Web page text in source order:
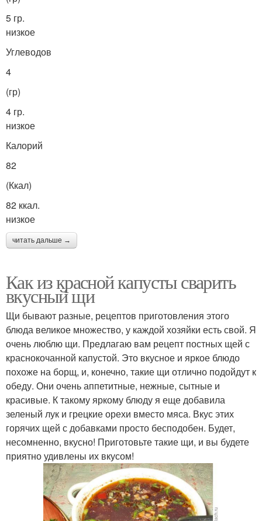
5 гр.
низкое
Углеводов
4
(гр)
4 гр.
низкое
Калорий
82
(Ккал)
82 ккал.
низкое
читать дальше →
Как из красной капусты сварить
вкусный щи
Щи бывают разные, рецептов приготовления этого
блюда великое множество, у каждой хозяйки есть свой. Я
очень люблю щи. Предлагаю вам рецепт постных щей с
краснокочанной капустой. Это вкусное и яркое блюдо
похоже на борщ, и, конечно, такие щи отлично подойдут к
обеду. Они очень аппетитные, нежные, сытные и
красивые. К такому яркому блюду я еще добавила
зеленый лук и грецкие орехи вместо мяса. Вкус этих
горячих щей с добавками просто бесподобен. Будет,
несомненно, вкусно! Приготовьте такие щи, и вы будете
приятно удивлены их вкусом!